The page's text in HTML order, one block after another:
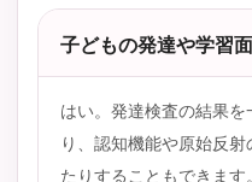
子どもの発達や学習
はい。発達検査の結果
り、認知機能や原始反
たりすることもできます。